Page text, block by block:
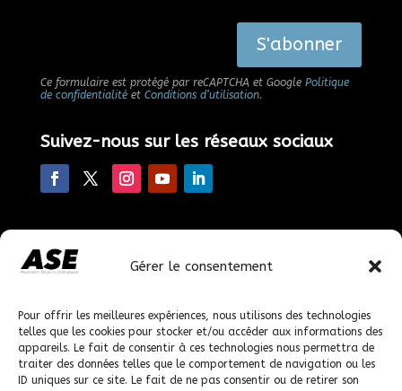
Gérer le consentement
Pour offrir les meilleures expériences, nous utilisons des technologies
telles que les cookies pour stocker et/ou accéder aux informations des
appareils. Le fait de consentir à ces technologies nous permettra de
traiter des données telles que le comportement de navigation ou les
ID uniques sur ce site. Le fait de ne pas consentir ou de retirer son
S'abonner
Ce formulaire est protégé par reCAPTCHA et Google Politique
de confidentialitéet Conditions d’utilisation.
Suivez-nous sur les réseaux sociaux
En faisant un don, vous nous permettez de poursuivre
© 2023-2026 solutions-ecologiques.org, tous droits
réservés.